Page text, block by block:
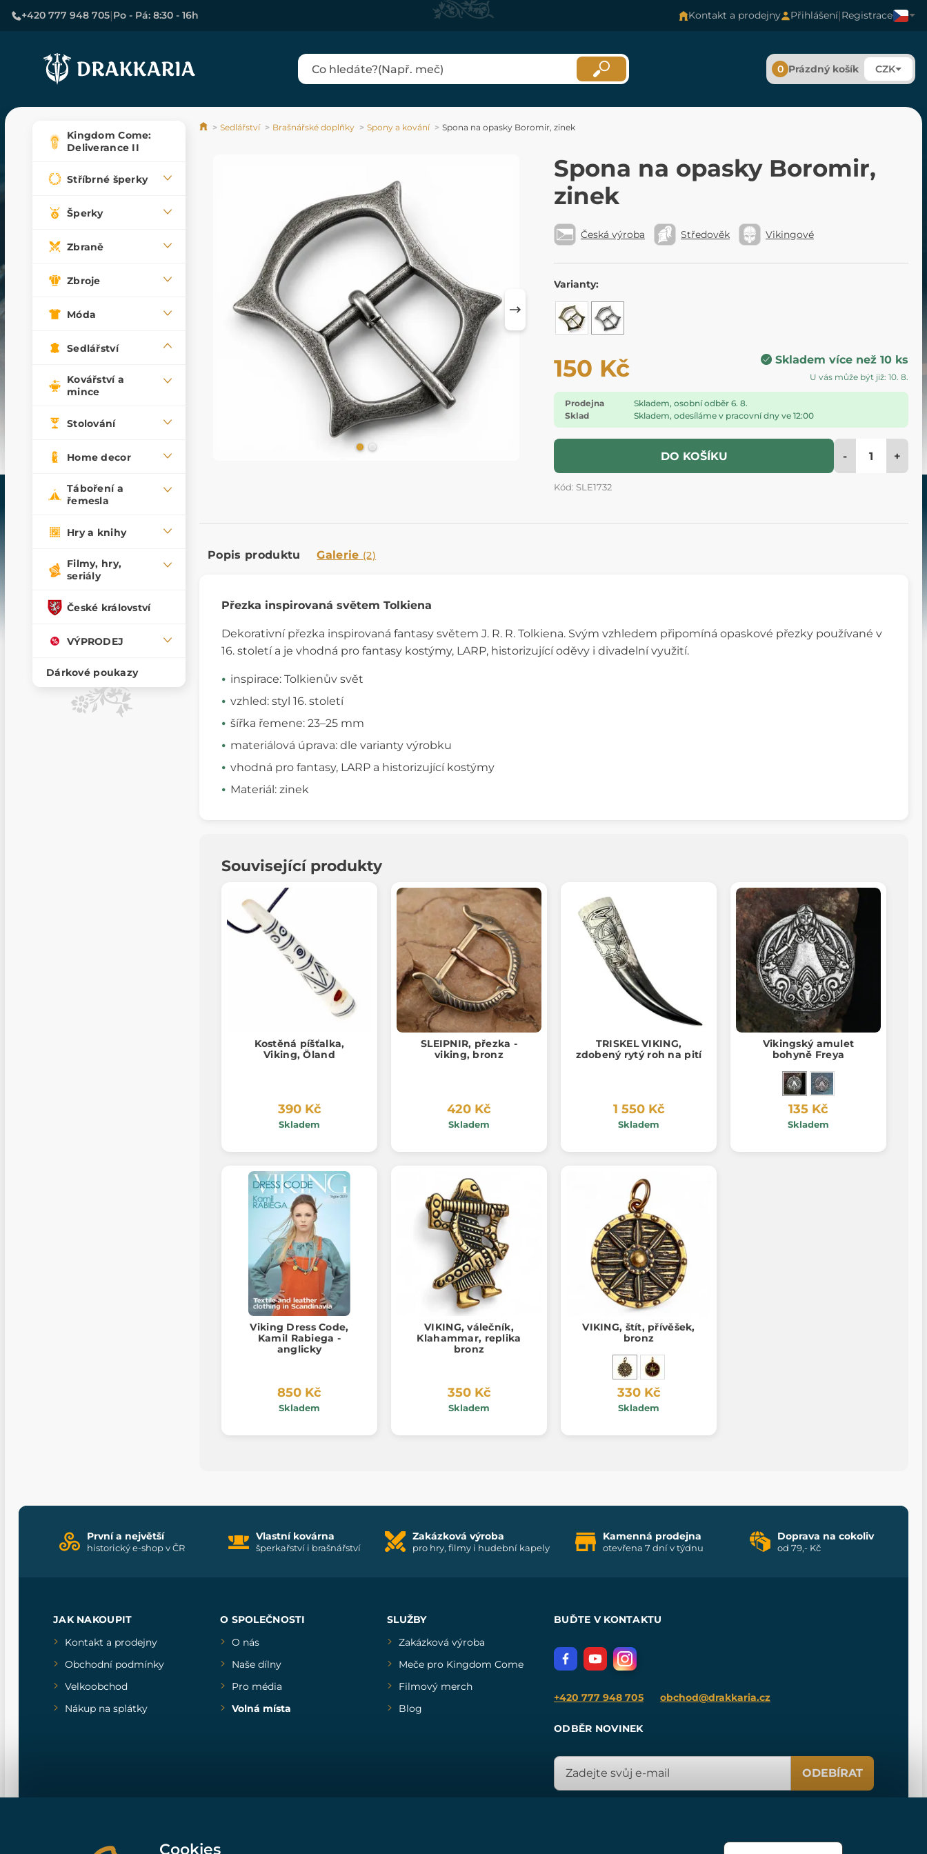
+420 777 948 705|Po - Pá: 8:30 - 16h Kontakt a prodejny Přihlášení|Registrace
0 Prázdný košík CZK
Kingdom Come:
Deliverance II
Stříbrné šperky
Šperky
Zbraně
Zbroje
Móda
Sedlářství
Kovářství a
mince
Stolování
Home decor
Táboření a
řemesla
Hry a knihy
Filmy, hry,
seriály
České království
VÝPRODEJ
Dárkové poukazy
Sedlářství Brašnářské doplňky Spony a kování Spona na opasky Boromir, zinek
Spona na opasky Boromir,
zinek
Česká výroba Středověk Vikingové
Varianty:
150 Kč Skladem více než 10 ks
U vás může být již: 10. 8.
Prodejna
Skladem, osobní odběr 6. 8.
Sklad
Skladem, odesíláme v pracovní dny ve 12:00
DO KOŠÍKU - +
Kód: SLE1732
Popis produktu Galerie (2)
Přezka inspirovaná světem Tolkiena
Dekorativní přezka inspirovaná fantasy světem J. R. R. Tolkiena. Svým vzhledem připomíná opaskové přezky používané v
16. století a je vhodná pro fantasy kostýmy, LARP, historizující oděvy i divadelní využití.
inspirace: Tolkienův svět
vzhled: styl 16. století
šířka řemene: 23–25 mm
materiálová úprava: dle varianty výrobku
vhodná pro fantasy, LARP a historizující kostýmy
Materiál: zinek
Související produkty
Kostěná píšťalka,
Viking, Öland
390 Kč
Skladem
SLEIPNIR, přezka -
viking, bronz
420 Kč
Skladem
TRISKEL VIKING,
zdobený rytý roh na pití
1 550 Kč
Skladem
Vikingský amulet
bohyně Freya
135 Kč
Skladem
Viking Dress Code,
Kamil Rabiega -
anglicky
850 Kč
Skladem
VIKING, válečník,
Klahammar, replika
bronz
350 Kč
Skladem
VIKING, štít, přívěšek,
bronz
330 Kč
Skladem
První a největší
historický e-shop v ČR
Vlastní kovárna
šperkařství i brašnářství
Zakázková výroba
pro hry, filmy i hudební kapely
Kamenná prodejna
otevřena 7 dní v týdnu
Doprava na cokoliv
od 79,- Kč
JAK NAKOUPIT
Kontakt a prodejny
Obchodní podmínky
Velkoobchod
Nákup na splátky
O SPOLEČNOSTI
O nás
Naše dílny
Pro média
Volná místa
SLUŽBY
Zakázková výroba
Meče pro Kingdom Come
Filmový merch
Blog
BUĎTE V KONTAKTU
+420 777 948 705 obchod@drakkaria.cz
ODBĚR NOVINEK
ODEBÍRAT
Cookies